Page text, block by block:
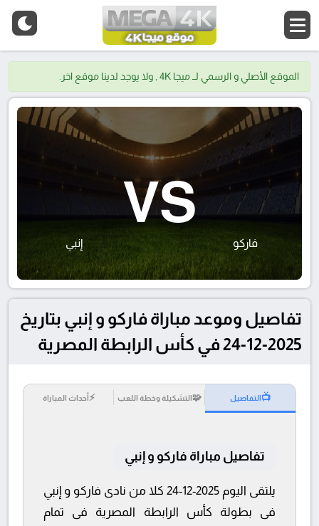
الموقع الأصلي و الرسمي لــ ميجا 4K , ولا يوجد لدينا موقع اخر.
فاركو
VS
إنبي
تفاصيل وموعد مباراة فاركو و إنبي بتاريخ
2025-12-24 في كأس الرابطة المصرية
📺التفاصيل 🧩التشكيلة وخطة اللعب ⚡أحداث المباراة
تفاصيل مباراة فاركو و إنبي
يلتقى اليوم 2025-12-24 كلا من نادى فاركو و إنبي
فى بطولة كأس الرابطة المصرية فى تمام